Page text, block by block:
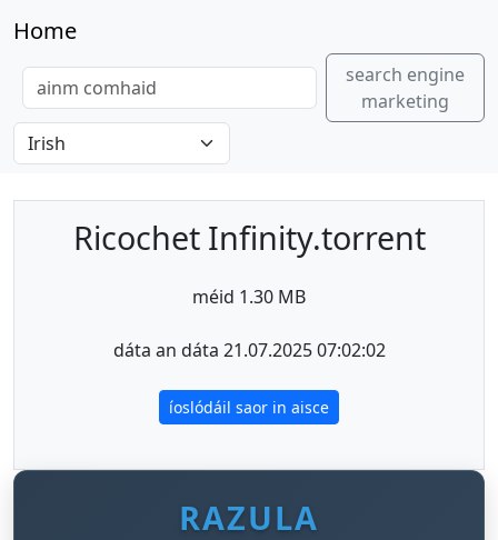
Home
search engine
marketing
Ricochet Infinity.torrent
méid 1.30 MB
dáta an dáta 21.07.2025 07:02:02
íoslódáil saor in aisce
RAZULA